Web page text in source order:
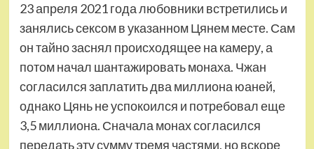
23 апреля 2021 года любовники встретились и
занялись сексом в указанном Цянем месте. Сам
он тайно заснял происходящее на камеру, а
потом начал шантажировать монаха. Чжан
согласился заплатить два миллиона юаней,
однако Цянь не успокоился и потребовал еще
3,5 миллиона. Сначала монах согласился
передать эту сумму тремя частями, но вскоре